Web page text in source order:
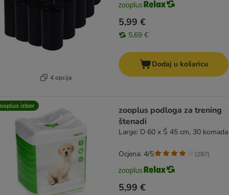
4 opcija
5,99 €
5,69 €
Dodaj u košaricu
izbor
zooplus podloga za trening
štenadi
Large: D 60 x Š 45 cm, 30 komada
5,99 €
Ocjena: 4/5 (287)